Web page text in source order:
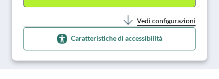
Vedi configurazioni
Caratteristiche di accessibilità